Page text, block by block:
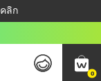
ลิก 🎉
?
0